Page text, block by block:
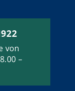
von
–